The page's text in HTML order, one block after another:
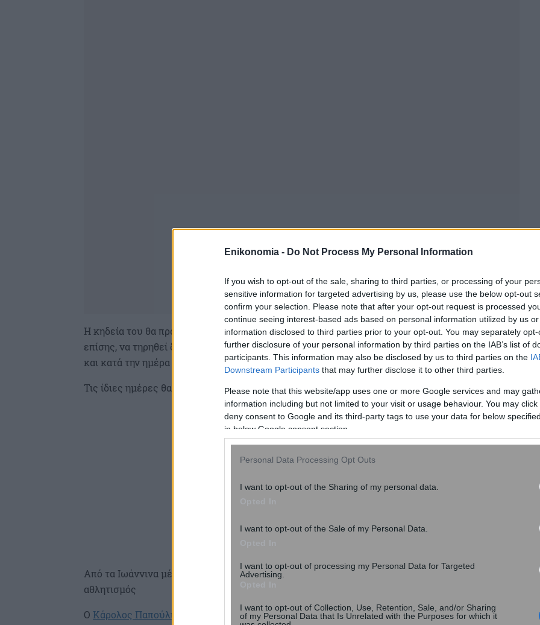
Enikonomia - Do Not Process My Personal Information
If you wish to opt-out of the sale, sharing to third parties, or processing of your
sensitive information for targeted advertising by us, please use the below opt-out
confirm your selection. Please note that after your opt-out request is processed
continue seeing interest-based ads based on personal information utilized by us
information disclosed to third parties prior to your opt-out. You may separately
further disclosure of your personal information by third parties on the IAB’s list of
participants. This information may also be disclosed by us to third parties on the
Downstream Participants that may further disclose it to other third parties.
Please note that this website/app uses one or more Google services and may
information including but not limited to your visit or usage behaviour. You may
deny consent to Google and its third-party tags to use your data for below
in below Google consent section.
Personal Data Processing Opt Outs
I want to opt-out of the Sharing of my personal data.
I want to opt-out of the Sale of my Personal Data.
I want to opt-out of processing my Personal Data for Targeted
Advertising.
I want to opt-out of Collection, Use, Retention, Sale, and/or Sharing
of my Personal Data that Is Unrelated with the Purposes for which it
Η κηδεία του θα πραγματοποιηθεί την Τετάρτη με τιμές αρχηγού κράτους. Αποφασίστηκε
επίσης, να τηρηθεί δημόσιο πένθος από την ημέρα του θανάτου του και για τρεις ημέρες καθώς
και κατά την ημέρα της κηδείας του.
Τις ίδιες ημέρες θα κυματίζουν μεσίστιες οι σημαίες στα δημόσια κτίρια της χώρας.
Από τα Ιωάννινα μέχρι την Προεδρία της Δημοκρατίας – Η αντίσταση, η πολιτική πορεία και ο
αθλητισμός
Ο Κάρολος Παπούλιας
είχε διανύσει πολλά χιλιόμετρα στη νομική και πολιτική διαδρομή του.